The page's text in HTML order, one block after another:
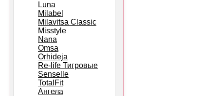
Luna
Milabel
Milavitsa Classic
Misstyle
Nana
Omsa
Orhideja
Re-life Тигровые
Senselle
TotalFit
Ангела